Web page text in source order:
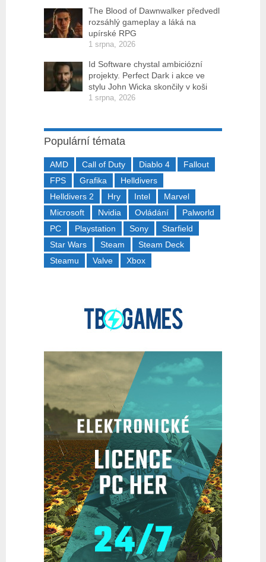
The Blood of Dawnwalker předvedl
rozsáhlý gameplay a láká na
upírské RPG
1 srpna, 2026
Id Software chystal ambiciózní
projekty. Perfect Dark i akce ve
stylu John Wicka skončily v koši
1 srpna, 2026
Populární témata
AMD Call of Duty Diablo 4
Fallout
FPS
Grafika
Helldivers
Helldivers 2
Hry Intel
Marvel
Microsoft
Nvidia Ovládání
Palworld
PC
Playstation Sony
Starfield
Star Wars
Steam
Steam Deck
Steamu
Valve Xbox